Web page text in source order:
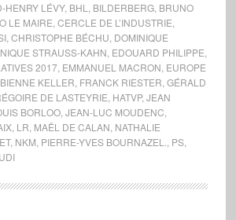
HENRY LÉVY, BHL BILDERBERG, BRUNO
LE MAIRE CERCLE DE L’INDUSTRIE
, CHRISTOPHE BÉCHU DOMINIQUE
STRAUSS-KAHN EDOUARD PHILIPPE
2017, EMMANUEL MACRON EUROPE
KELLER FRANCK RIESTER GÉRALD
DE LASTEYRIE HATVP, JEAN
BORLOO, JEAN-LUC MOUDENC
, LR MAËL DE CALAN NATHALIE
, NKM PIERRE-YVES BOURNAZEL. PS,
UDI